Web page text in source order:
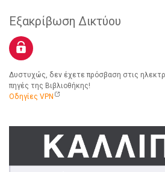
Εξακρίβωση Δικτύου
Δυστυχώς, δεν έχετε πρόσβαση στις
πηγές της Βιβλιοθήκης!
Οδηγίες VPN